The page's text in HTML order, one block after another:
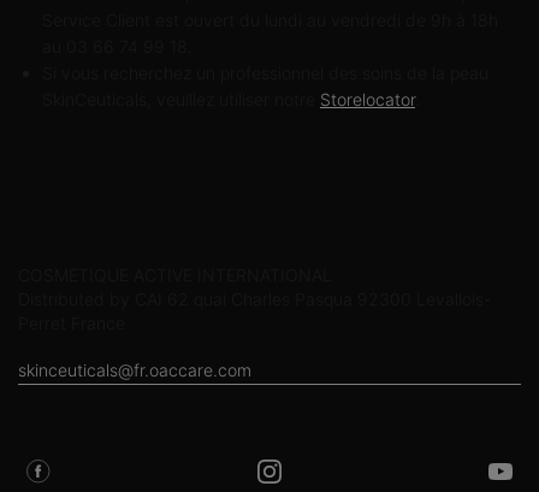
Storelocator.
skinceuticals@fr.oaccare.com